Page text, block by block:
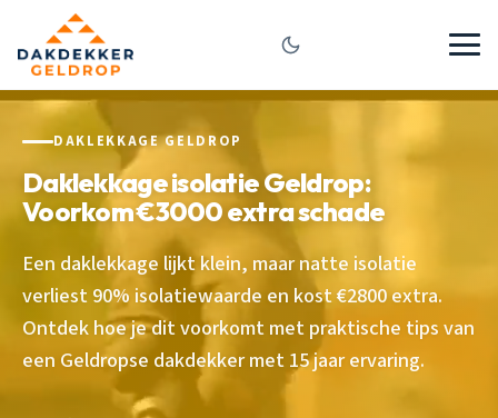
DAKLEKKAGE GELDROP
Daklekkage isolatie Geldrop:
Voorkom €3000 extra schade
Een daklekkage lijkt klein, maar natte isolatie
verliest 90% isolatiewaarde en kost €2800 extra.
Ontdek hoe je dit voorkomt met praktische tips van
een Geldropse dakdekker met 15 jaar ervaring.